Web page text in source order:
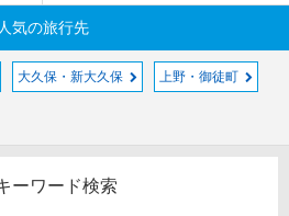
人気の旅行先
大久保・新大久保 上野・御徒町
ーワード検索